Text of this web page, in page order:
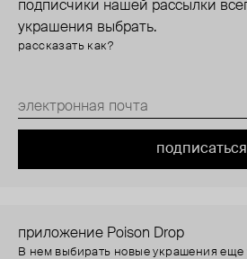
подписчики нашей рассылки
украшения выбрать.
рассказать как?
подписаться
приложение Poison Drop
В нем выбирать новые украшения еще